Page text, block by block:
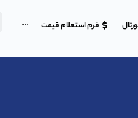
فرم استعلام قیمت ···